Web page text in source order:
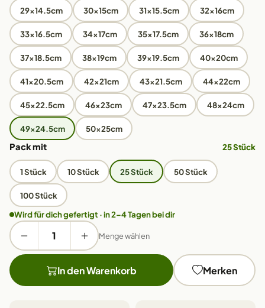
29x14.5cm 30x15cm 31x15.5cm 32x16cm
33x16.5cm 34x17cm 35x17.5cm 36x18cm
37x18.5cm 38x19cm 39x19.5cm 40x20cm
41x20.5cm 42x21cm 43x21.5cm 44x22cm
45x22.5cm 46x23cm 47x23.5cm 48x24cm
49x24.5cm 50x25cm
Pack mit 25 Stück
1 Stück 10 Stück 25 Stück 50 Stück
100 Stück
Wird für dich gefertigt · in 2–4 Tagen bei dir
Menge wählen
In den Warenkorb Merken